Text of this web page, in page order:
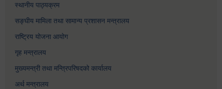
स्थानीय पाठ्यक्रम
सङ्घीय मामिला तथा सामान्य प्रशासन मन्त्रालय
राष्ट्रिय योजना आयोग
गृह मन्त्रालय
मुख्यमन्त्री तथा मन्त्रिपरिषदको कार्यालय
अर्थ मन्त्रालय